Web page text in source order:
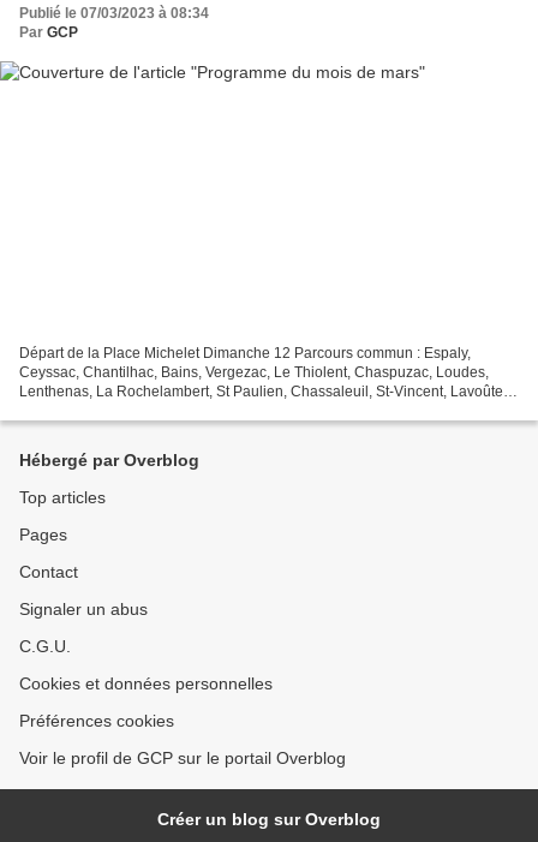
Publié le 07/03/2023 à 08:34
Par GCP
Départ de la Place Michelet Dimanche 12 Parcours commun : Espaly,
Ceyssac, Chantilhac, Bains, Vergezac, Le Thiolent, Chaspuzac, Loudes,
Lenthenas, La Rochelambert, St Paulien, Chassaleuil, St-Vincent, Lavoûte-
Hébergé par Overblog
Top articles
Pages
Contact
Signaler un abus
C.G.U.
Cookies et données personnelles
Préférences cookies
Voir le profil de GCP sur le portail Overblog
Créer un blog sur Overblog